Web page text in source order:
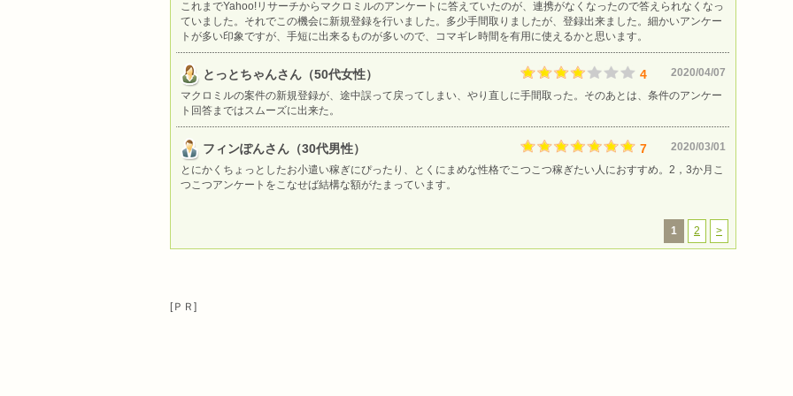
これまでYahoo!リサーチからマクロミルのアンケートに答えていたのが、連携がなくなったので答えられなくなっ
ていました。それでこの機会に新規登録を行いました。多少手間取りましたが、登録出来ました。細かいアンケー
トが多い印象ですが、手短に出来るものが多いので、コマギレ時間を有用に使えるかと思います。
とっとちゃんさん（50代女性） 2020/04/07
4
マクロミルの案件の新規登録が、途中誤って戻ってしまい、やり直しに手間取った。そのあとは、条件のアンケー
ト回答まではスムーズに出来た。
フィンぽんさん（30代男性） 2020/03/01
7
とにかくちょっとしたお小遣い稼ぎにぴったり、とくにまめな性格でこつこつ稼ぎたい人におすすめ。2，3か月こ
つこつアンケートをこなせば結構な額がたまっています。
1 2 >
[ＰＲ]